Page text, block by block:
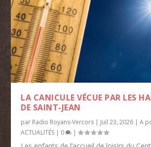
LA CANICULE VÉCUE PAR LES
DE SAINT-JEAN
par Radio Royans-Vercors | Juil 23, 2026 |A
ACTUALITÉS | 0 |